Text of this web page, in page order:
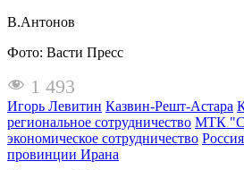
В.Антонов
Фото: Васти Пресс
1 493
Игорь Левитин Казвин-Решт-Астара
региональное сотрудничество МТК
экономическое сотрудничество
провинции Ирана